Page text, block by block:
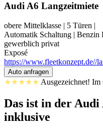
Audi A6 Langzeitmiete
obere Mittelklasse | 5 Türen |
Automatik Schaltung | Benzin
gewerblich privat
Exposé
https://www.fleetkonzept.de//
Auto anfragen
★★★★★ Ausgezeichnet!
Das ist in der Audi
inklusive